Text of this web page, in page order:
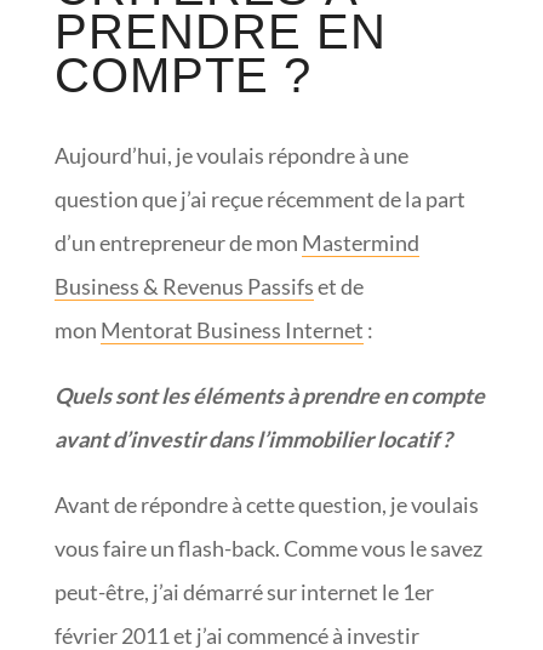
PRENDRE EN
COMPTE ?
Aujourd’hui, je voulais répondre à une
question que j’ai reçue récemment de la part
d’un entrepreneur de mon Mastermind
Business & Revenus Passifset de
mon Mentorat Business Internet :
Quels sont les éléments à prendre en compte
avant d’investir dans l’immobilier locatif ?
Avant de répondre à cette question, je voulais
vous faire un flash-back. Comme vous le savez
peut-être, j’ai démarré sur internet le 1er
février 2011 et j’ai commencé à investir